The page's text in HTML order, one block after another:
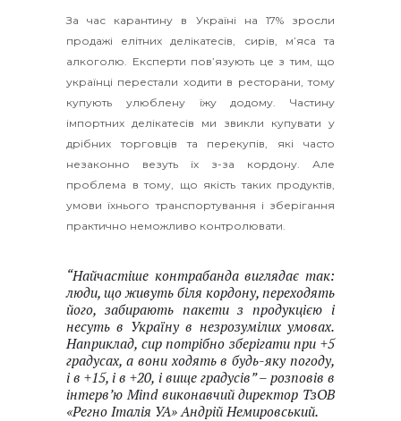
За час карантину в Україні на 17% зросли
продажі елітних делікатесів, сирів, м’яса та
алкоголю. Експерти пов’язують це з тим, що
українці перестали ходити в ресторани, тому
купують улюблену їжу додому. Частину
імпортних делікатесів ми звикли купувати у
дрібних торговців та перекупів, які часто
незаконно везуть їх з-за кордону. Але
проблема в тому, що якість таких продуктів,
умови їхнього транспортування і зберігання
практично неможливо контролювати.
“Найчастіше контрабанда виглядає так:
люди, що живуть біля кордону, переходять
його, забирають пакети з продукцією і
несуть в Україну в незрозумілих умовах.
Наприклад, сир потрібно зберігати при +5
градусах, а вони ходять в будь-яку погоду,
і в +15, і в +20, і вище градусів” – розповів в
інтерв’ю Mind виконавчий директор ТзОВ
«Регно Італія УА» Андрій Немировський.